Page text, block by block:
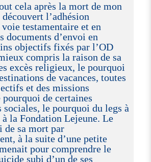
cela après la mort de mon
l’adhésion
testamentaire et en
documents d’envoi en
objectifs fixés par l’OD
compris la raison de sa
excès religieux, le pourquoi
de vacances, toutes
et des missions
pourquoi de certaines
sociales, le pourquoi du legs à
la Fondation Lejeune. Le
de sa mort par
à la suite d’une petite
pour comprendre le
subi d’un de ses